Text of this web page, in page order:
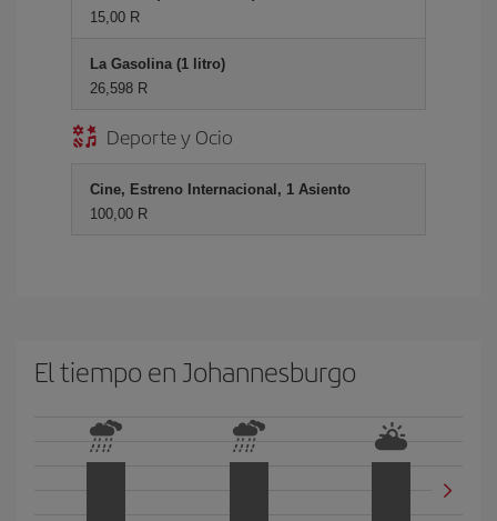
15,00 R
La Gasolina (1 litro)
26,598 R
Deporte y Ocio
Cine, Estreno Internacional, 1 Asiento
100,00 R
El tiempo en Johannesburgo